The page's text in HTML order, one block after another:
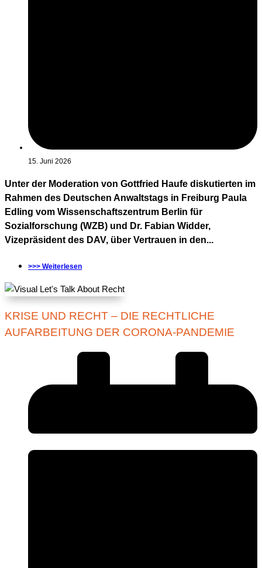
15. Juni 2026
Unter der Moderation von Gottfried Haufe diskutierten im
Rahmen des Deutschen Anwaltstags in Freiburg Paula
Edling vom Wissenschaftszentrum Berlin für
Sozialforschung (WZB) und Dr. Fabian Widder,
Vizepräsident des DAV, über Vertrauen in den...
>>> Weiterlesen
KRISE UND RECHT – DIE RECHTLICHE
AUFARBEITUNG DER CORONA-PANDEMIE